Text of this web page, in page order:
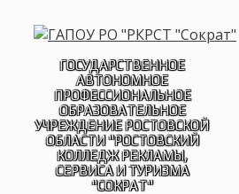
содержимому
ГОСУДАРСТВЕННОЕ
АВТОНОМНОЕ
ПРОФЕССИОНАЛЬНОЕ
ОБРАЗОВАТЕЛЬНОЕ
УЧРЕЖДЕНИЕ РОСТОВСКОЙ
ОБЛАСТИ "РОСТОВСКИЙ
КОЛЛЕДЖ РЕКЛАМЫ,
СЕРВИСА И ТУРИЗМА
"СОКРАТ"